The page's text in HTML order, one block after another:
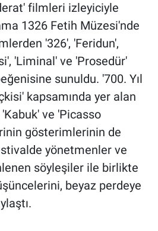
filmleri izleyiciyle
1326 Fetih Müzesi'nde
'326', 'Feridun',
'Liminal' ve 'Prosedür'
sunuldu. '700. Yıl
kapsamında yer alan
ve 'Picasso
gösterimlerinin de
yönetmenler ve
söyleşiler ile birlikte
beyaz perdeye